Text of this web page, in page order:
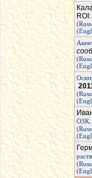
ОЗК